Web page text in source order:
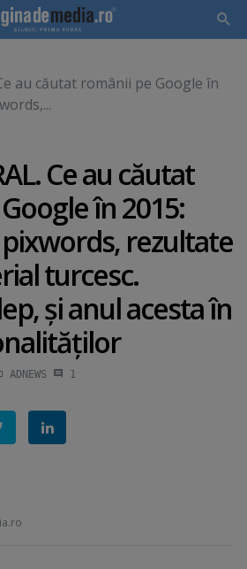
au căutat românii pe Google în
Ce au căutat
în 2015:
rezultate
turcesc.
şi anul acesta în
ADNEWS 1